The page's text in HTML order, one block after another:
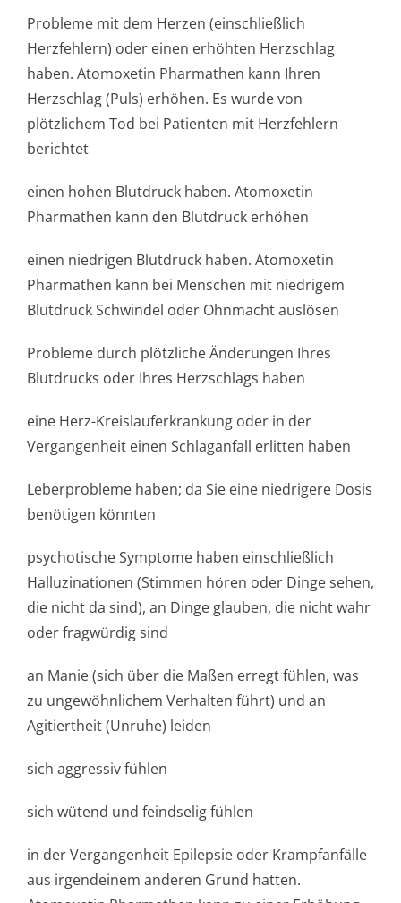
Probleme mit dem Herzen (einschließlich
Herzfehlern) oder einen erhöhten Herzschlag
haben. Atomoxetin Pharmathen kann Ihren
Herzschlag (Puls) erhöhen. Es wurde von
plötzlichem Tod bei Patienten mit Herzfehlern
berichtet
einen hohen Blutdruck haben. Atomoxetin
Pharmathen kann den Blutdruck erhöhen
einen niedrigen Blutdruck haben. Atomoxetin
Pharmathen kann bei Menschen mit niedrigem
Blutdruck Schwindel oder Ohnmacht auslösen
Probleme durch plötzliche Änderungen Ihres
Blutdrucks oder Ihres Herzschlags haben
eine Herz-Kreislauferkrankung oder in der
Vergangenheit einen Schlaganfall erlitten haben
Leberprobleme haben; da Sie eine niedrigere Dosis
benötigen könnten
psychotische Symptome haben einschließlich
Halluzinationen (Stimmen hören oder Dinge sehen,
die nicht da sind), an Dinge glauben, die nicht wahr
oder fragwürdig sind
an Manie (sich über die Maßen erregt fühlen, was
zu ungewöhnlichem Verhalten führt) und an
Agitiertheit (Unruhe) leiden
sich aggressiv fühlen
sich wütend und feindselig fühlen
in der Vergangenheit Epilepsie oder Krampfanfälle
aus irgendeinem anderen Grund hatten.